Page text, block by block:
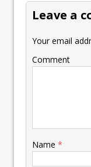
Leave a
Your email
Comment
Name *